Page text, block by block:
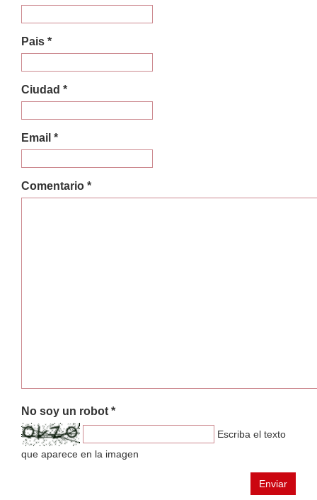
Pais *
Ciudad *
Email *
Comentario *
No soy un robot *
Escriba el texto
que aparece en la imagen
Enviar